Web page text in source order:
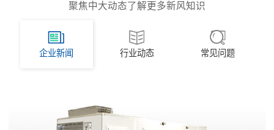
聚焦中大动态了解更多新风知识
企业新闻 行业动态 常见问题